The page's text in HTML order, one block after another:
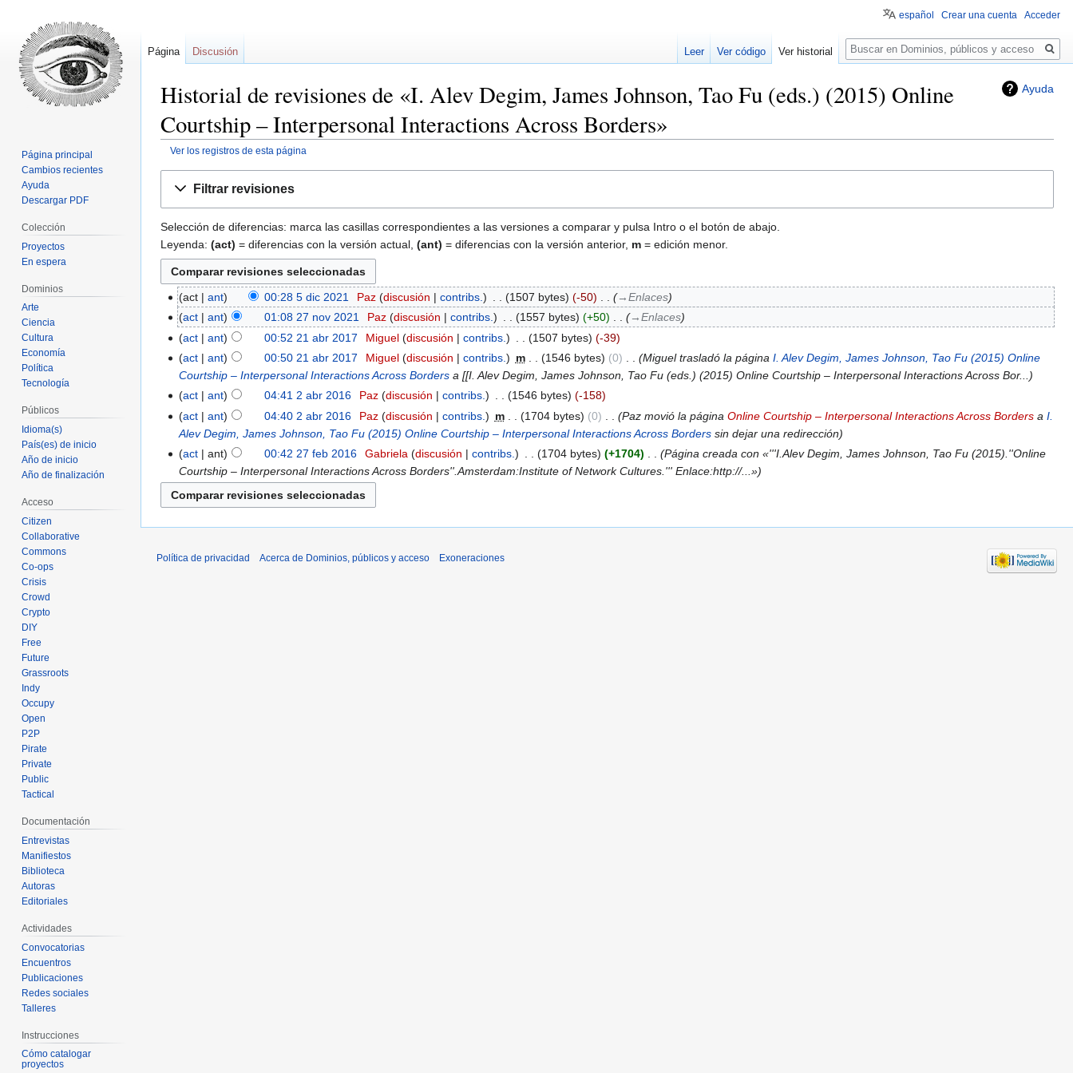
Ayuda
Historial de revisiones de «I. Alev Degim, James Johnson, Tao Fu (eds.) (2015) Online
Courtship – Interpersonal Interactions Across Borders»
Ver los registros de esta página
navegación
búsqueda
Filtrar revisiones
Selección de diferencias: marca las casillas correspondientes a las versiones a comparar y pulsa Intro o el botón de abajo.
Leyenda: (act) = diferencias con la versión actual, (ant) = diferencias con la versión anterior, m = edición menor.
act ant 00:28 5 dic 2021 Paz discusión contribs. 1507 bytes -50
→‎Enlaces
act
ant 01:08 27 nov 2021 Paz discusión contribs. 1557 bytes +50
→‎Enlaces
act
ant 00:52 21 abr 2017 Miguel discusión contribs. 1507 bytes
-39
act
ant 00:50 21 abr 2017 Miguel discusión contribs. m 1546 bytes 0 Miguel trasladó la página I. Alev Degim, James Johnson, Tao Fu (2015) Online
Courtship – Interpersonal Interactions Across Borders a [[I. Alev Degim, James Johnson, Tao Fu (eds.) (2015) Online Courtship – Interpersonal Interactions Across Bor...
act
ant 04:41 2 abr 2016 Paz discusión contribs. 1546 bytes
-158
act
ant 04:40 2 abr 2016 Paz discusión contribs. m 1704 bytes 0 Paz movió la página Online Courtship – Interpersonal Interactions Across Bordersa I.
Alev Degim, James Johnson, Tao Fu (2015) Online Courtship – Interpersonal Interactions Across Borders sin dejar una redirección
act
ant 00:42 27 feb 2016 Gabriela discusión contribs. 1704 bytes +1704
Página creada con «'''I.Alev Degim, James Johnson, Tao Fu (2015).''Online
Courtship – Interpersonal Interactions Across Borders''.Amsterdam:Institute of Network Cultures.''' Enlace:http://...»
español Crear una cuenta Acceder
Página Discusión Leer Ver código Ver historial
Buscar
Página principal
Cambios recientes
Ayuda
Descargar PDF
Colección
Proyectos
En espera
Dominios
Arte
Ciencia
Cultura
Economía
Política
Tecnología
Públicos
Idioma(s)
País(es) de inicio
Año de inicio
Año de finalización
Acceso
Citizen
Collaborative
Commons
Co-ops
Crisis
Crowd
Crypto
DIY
Free
Future
Grassroots
Indy
Occupy
Open
P2P
Pirate
Private
Public
Tactical
Documentación
Entrevistas
Manifiestos
Biblioteca
Autoras
Editoriales
Actividades
Convocatorias
Encuentros
Publicaciones
Redes sociales
Talleres
Instrucciones
Cómo catalogar
proyectos
Política de privacidad Acerca de Dominios, públicos y acceso Exoneraciones